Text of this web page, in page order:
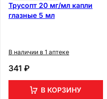
Трусопт 20 мг/мл капли
глазные 5 мл
В наличии в 1 аптеке
341 ₽
В КОРЗИНУ